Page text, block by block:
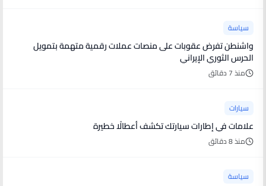
سياسة
واشنطن تفرض عقوبات على منصات عملات رقمية متهمة بتمويل
الحرس الثوري الإيراني
منذ 7 دقائق
سيارات
علامات في إطارات سيارتك تكشف أعطالًا خطيرة
منذ 8 دقائق
سياسة